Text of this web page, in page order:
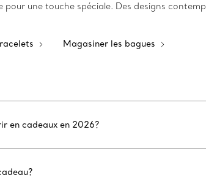
une touche spéciale. Des designs
Magasiner les bagues
en cadeaux en 2026?